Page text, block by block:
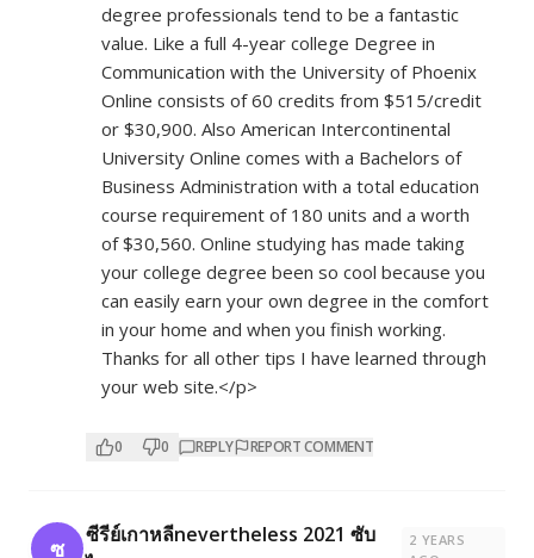
degree professionals tend to be a fantastic
value. Like a full 4-year college Degree in
Communication with the University of Phoenix
Online consists of 60 credits from $515/credit
or $30,900. Also American Intercontinental
University Online comes with a Bachelors of
Business Administration with a total education
course requirement of 180 units and a worth
of $30,560. Online studying has made taking
your college degree been so cool because you
can easily earn your own degree in the comfort
in your home and when you finish working.
Thanks for all other tips I have learned through
your web site.</p>
0 0 REPLY REPORT COMMENT
ซ
ซีรีย์เกาหลีnevertheless 2021 ซับ
2 YEARS